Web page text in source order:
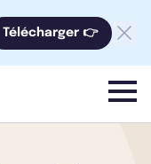
Télécharger 👉
menu